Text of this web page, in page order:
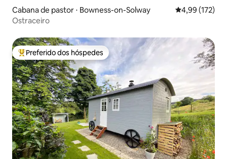
Cabana de pastor ⋅ Bowness-on-Solway 4,99 de uma
4,99 (172)
Ostraceiro
Entre os melhores preferidos dos hóspedes
Preferido dos hóspedes